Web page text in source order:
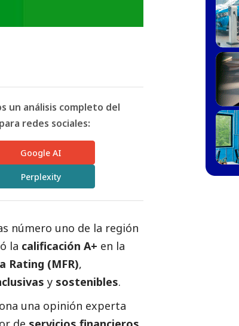
un análisis completo del
redes sociales:
Google AI
Perplexity
número uno de la región
la calificación A+ en la
Rating (MFR),
y sostenibles.
una opinión experta